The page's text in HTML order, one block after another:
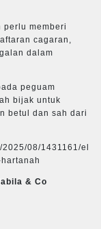
perlu memberi
cagaran,
dalam
peguam
bijak untuk
betul dan sah dari
08/1431161/el
& Co